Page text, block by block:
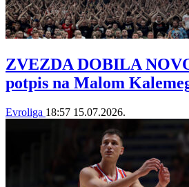
ZVEZDA DOBILA
potpis na Malom
Evroliga 18:57 15.07.2026.